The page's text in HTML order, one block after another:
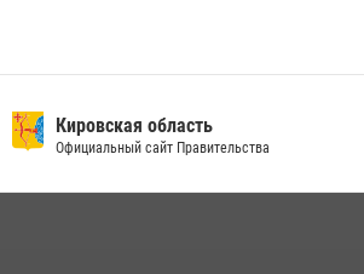
вневедомственную охрану и поступления в
22 июля 2026, 14:51 1 2
Кировская область
Официальный сайт Правительства